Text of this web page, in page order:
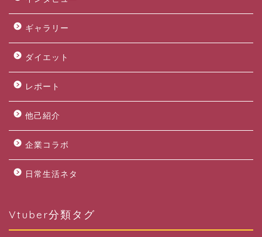
ギャラリー
ダイエット
レポート
他己紹介
企業コラボ
日常生活ネタ
Vtuber分類タグ